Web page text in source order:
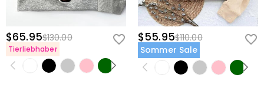
$65.95$130.00
Tierliebhaber
$55.95$110.00
Sommer Sale